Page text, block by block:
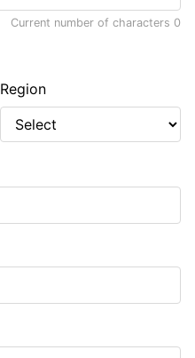
Current number of characters 0
Region